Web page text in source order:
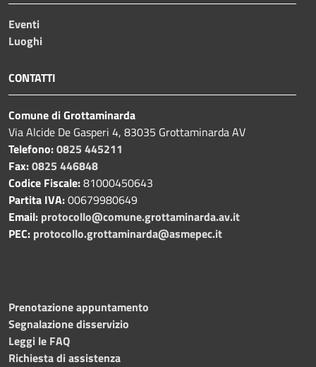
Eventi
Luoghi
CONTATTI
Comune di Grottaminarda
Via Alcide De Gasperi 4, 83035 Grottaminarda AV
Telefono:0825 445211
Fax:0825 446848
Codice Fiscale:81000450643
Partita IVA:00679980649
Email: protocollo@comune.grottaminarda.av.it
PEC: protocollo.grottaminarda@asmepec.it
Prenotazione appuntamento
Segnalazione disservizio
Leggi le FAQ
Richiesta di assistenza